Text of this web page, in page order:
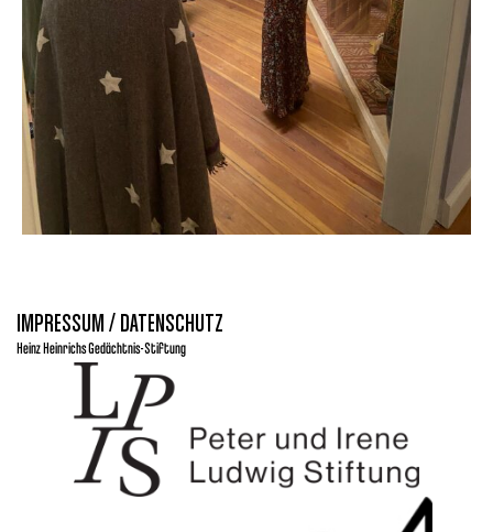
IMPRESSUM / DATENSCHUTZ
Heinz Heinrichs Gedächtnis-Stiftung